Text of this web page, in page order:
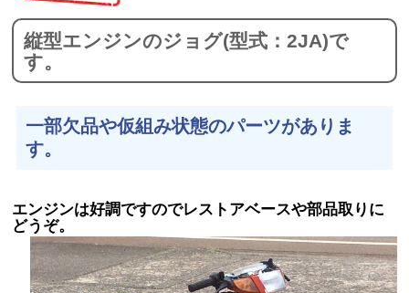
縦型エンジンのジョグ(型式：2JA)で
す。
一部欠品や仮組み状態のパーツがありま
す。
エンジンは好調ですのでレストアベースや部品取りに
どうぞ。